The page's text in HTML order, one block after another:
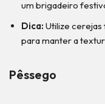
um brigadeiro
Dica: Utilize
para manter a
Pêssego